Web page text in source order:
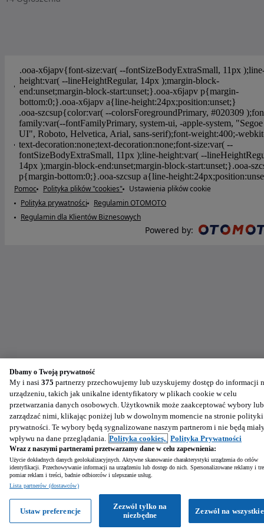
Pomoc Polityka plików "cookies"
Ustawienia plików cookie
Polityka prywatności
Regulamin OTOMOTO
Regulamin dla Klientów Biznesowych
Powered by:
Dbamy o Twoją prywatność
My i nasi 375 partnerzy przechowujemy lub uzyskujemy dostęp do informacji
urządzeniu, takich jak unikalne identyfikatory w plikach cookie w celu
przetwarzania danych osobowych. Użytkownik może zaakceptować wybory lub
zarządzać nimi, klikając poniżej lub w dowolnym momencie na stronie polityki
prywatności. Te wybory będą sygnalizowane naszym partnerom i nie będą
wpływu na dane przeglądania. Polityka cookies, Polityka Prywatności
Wraz z naszymi partnerami przetwarzamy dane w celu zapewnienia:
Użycie dokładnych danych geolokalizacyjnych. Aktywne skanowanie charakterystyki urządzenia do celów
identyfikacji. Przechowywanie informacji na urządzeniu lub dostęp do nich. Spersonalizowane reklamy i
pomiar reklam i treści, badnie odbiorców i ulepszanie usług.
Lista partnerów (dostawców)
Zezwól na wszystkie
Zezwól tylko na
niezbędne
Ustaw preferencje